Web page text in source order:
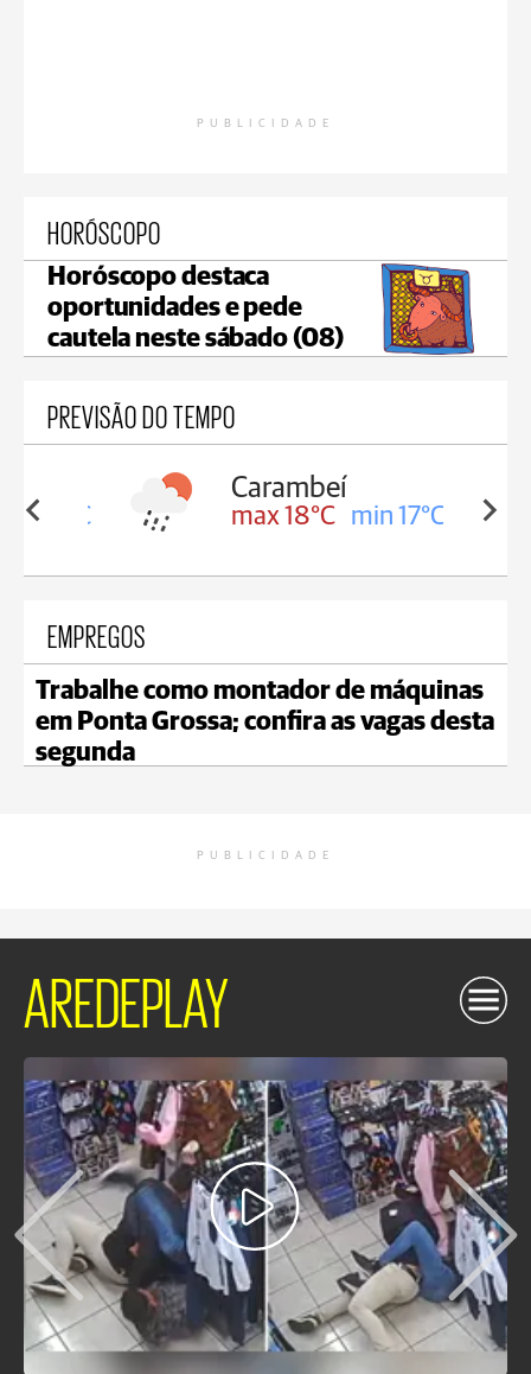
PUBLICIDADE
HORÓSCOPO
Horóscopo destaca
oportunidades e pede
cautela neste sábado (08)
PREVISÃO DO TEMPO
18°C
Carambeí
max 18°C min 17°C
EMPREGOS
Trabalhe como montador de máquinas
em Ponta Grossa; confira as vagas desta
segunda
PUBLICIDADE
AREDEPLAY